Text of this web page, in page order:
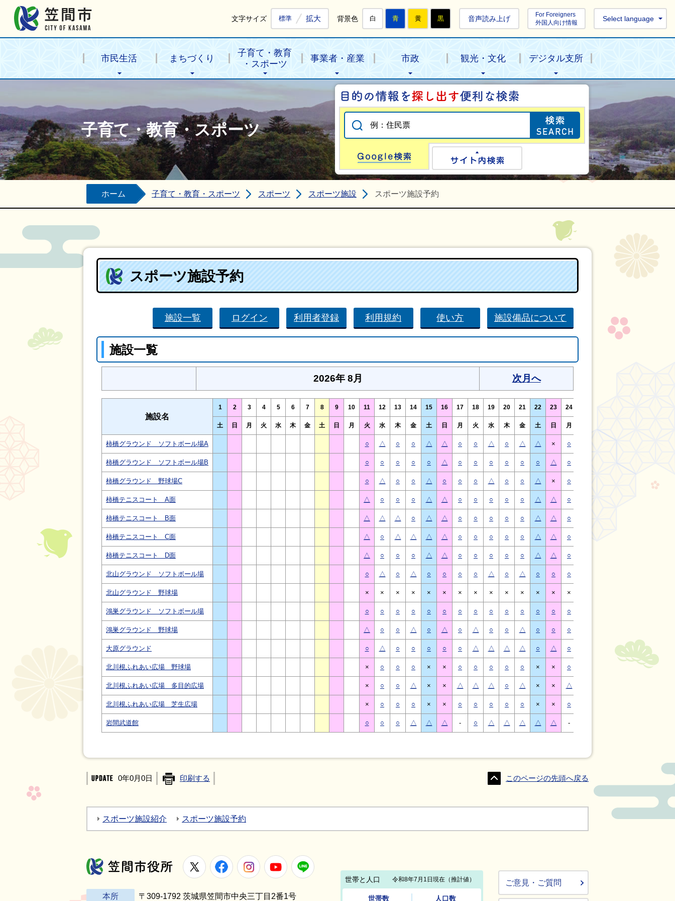
文字サイズ 標準 拡大 背景色 白 青 黄 黒 音声読み上げ
For Foreigners
外国人向け情報
Select language
市民生活 まちづくり
子育て・教育
・スポーツ
事業者・産業 市政 観光・文化 デジタル支所
子育て・教育・スポーツ
目的の情報を探
Google検索
ホーム 子育て・教育・スポーツ スポーツ スポーツ施設 スポーツ施設予約
スポーツ施設予約
施設一覧 ログイン 利用者登録 利用規約 使い方 施設備品について
施設一覧
2026年 8月 次月へ
施設名
1 2 3 4 5 6 7 8 9 10 11 12 13 14 15 16 17 18 19 20 21 22 23 24
土 日 月 火 水 木 金 土 日 月 火 水 木 金 土 日 月 火 水 木 金 土 日 月
柿橋グラウンド ソフトボール場A ○ △ ○ ○ △ △ ○ ○ △ ○ △ △ × ○
柿橋グラウンド ソフトボール場B ○ ○ ○ ○ ○ △ ○ ○ ○ ○ ○ ○ △ ○ ○
柿橋グラウンド 野球場C ○ △ ○ ○ △ ○ ○ ○ △ ○ ○ △ × ○
柿橋テニスコート A面 △ ○ ○ ○ △ △ ○ ○ ○ ○ ○ △ △ ○
柿橋テニスコート B面 △ △ △ ○ △ △ ○ ○ ○ ○ ○ △ △ ○
柿橋テニスコート C面 △ ○ △ △ △ △ ○ ○ ○ ○ ○ △ △ ○
柿橋テニスコート D面 △ ○ ○ ○ △ △ ○ ○ ○ ○ ○ △ △ ○
北山グラウンド ソフトボール場 ○ △ ○ △ ○ ○ ○ ○ △ ○ △ ○ ○ ○
北山グラウンド 野球場 × × × × × × × × × × × × × ×
鴻巣グラウンド ソフトボール場 ○ ○ ○ ○ ○ ○ ○ ○ ○ ○ ○ ○ ○ ○
鴻巣グラウンド 野球場 △ ○ ○ △ ○ △ ○ △ ○ ○ △ ○ ○ ○
大原グラウンド ○ △ ○ ○ ○ ○ ○ △ △ △ △ ○ △ ○ △ △ ○
北川根ふれあい広場 野球場 × ○ ○ ○ × × ○ ○ ○ ○ ○ × × ○ ×
北川根ふれあい広場 多目的広場 × ○ ○ △ × × △ △ △ ○ △ × × △
北川根ふれあい広場 芝生広場 × ○ ○ ○ × × ○ ○ ○ ○ ○ × × ○
岩間武道館 ○ ○ ○ △ △ △ - ○ △ △ △ △ △ -
0年0月0日 印刷する このページの先頭へ戻る
スポーツ施設紹介 スポーツ施設予約
笠間市役所
X FacebookInstagramYoutube
本所 〒309-1792 茨城県笠間市中央三丁目2番1号
ご意見・ご質問